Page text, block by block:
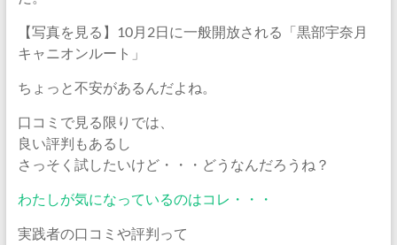
【写真を見る】10月2日に一般開放される「黒部宇奈月
キャニオンルート」
ちょっと不安があるんだよね。
口コミで見る限りでは、
良い評判もあるし
さっそく試したいけど・・・どうなんだろうね？
わたしが気になっているのはコレ・・・
実践者の口コミや評判って